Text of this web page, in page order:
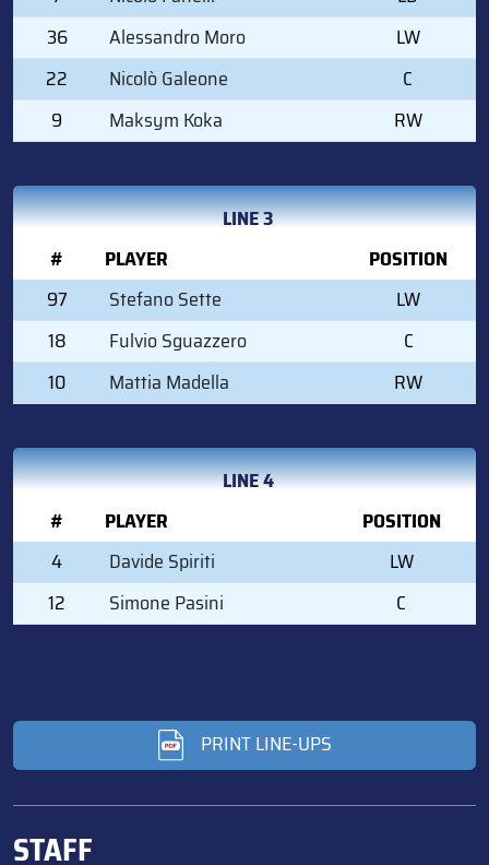
36
Alessandro Moro
LW
22
Nicolò Galeone
C
9
Maksym Koka RW
LINE 3
#
PLAYER
POSITION
97
Stefano Sette
LW
18
Fulvio Sguazzero
C
10
Mattia Madella RW
LINE 4
#
PLAYER
POSITION
4
Davide Spiriti
LW
12
Simone Pasini C
PRINT LINE-UPS
STAFF